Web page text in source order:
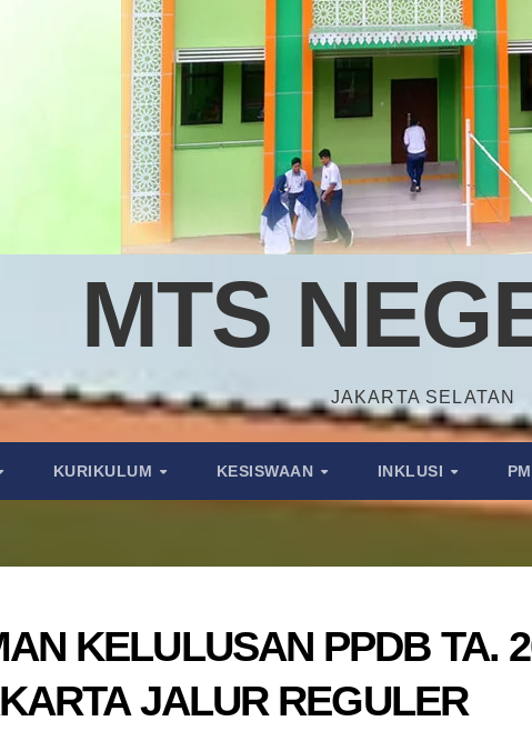
MTS
JAKARTA SELATAN
KURIKULUM KESISWAAN INKLUSI
KELULUSAN PPDB TA.
JALUR REGULER